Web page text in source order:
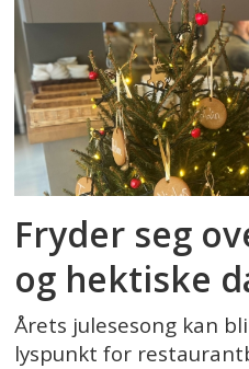
Fryder seg
og hektiske
Årets julesesong kan
lyspunkt for